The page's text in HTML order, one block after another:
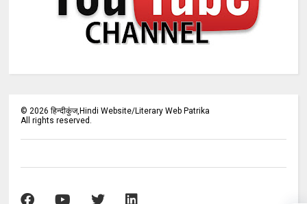
©2026 हिन्दीकुंज,Hindi Website/Literary Web Patrika
All rights reserved.